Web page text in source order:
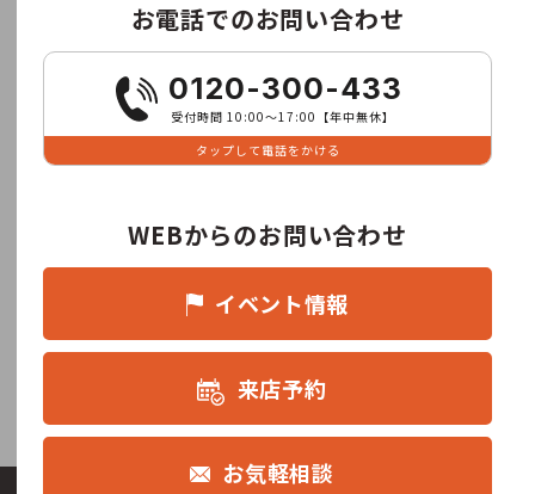
お電話でのお問い合わせ
0120-300-433
受付時間 10:00〜17:00【年中無休】
タップして電話をかける
WEBからのお問い合わせ
イベント情報
来店予約
お気軽相談